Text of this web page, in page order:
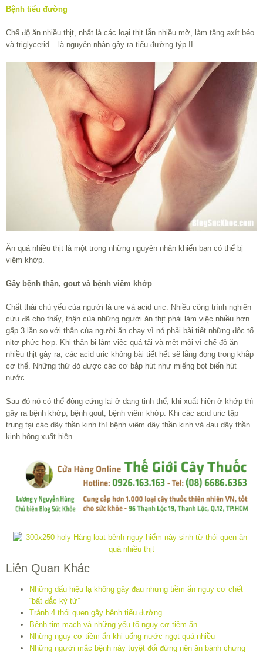
Bệnh tiểu đường
Chế độ ăn nhiều thịt, nhất là các loại thịt lẫn nhiều mỡ, làm tăng axít béo
và triglycerid – là nguyên nhân gây ra tiểu đường týp II.
Ăn quá nhiều thịt là một trong những nguyên nhân khiến bạn có thể bị
viêm khớp.
Gây bệnh thận, gout và bệnh viêm khớp
Chất thải chủ yếu của người là ure và acid uric. Nhiều công trình nghiên
cứu đã cho thấy, thận của những người ăn thịt phải làm việc nhiều hơn
gấp 3 lần so với thận của người ăn chay vì nó phải bài tiết những độc tố
nitơ phức hợp. Khi thận bị làm việc quá tải và mệt mỏi vì chế độ ăn
nhiều thịt gây ra, các acid uric không bài tiết hết sẽ lắng đọng trong khắp
cơ thể. Những thứ đó được các cơ bắp hút như miếng bọt biển hút
nước.
Sau đó nó có thể đông cứng lại ở dạng tinh thể, khi xuất hiện ở khớp thì
gây ra bệnh khớp, bệnh gout, bệnh viêm khớp. Khi các acid uric tập
trung tại các dây thần kinh thì bệnh viêm dây thần kinh và đau dây thần
kinh hông xuất hiện.
Liên Quan Khác
Những dấu hiệu lạ không gây đau nhưng tiềm ẩn nguy cơ chết
“bất đắc kỳ tử”
Tránh 4 thói quen gây bệnh tiểu đường
Bệnh tim mạch và những yếu tố nguy cơ tiềm ẩn
Những nguy cơ tiềm ẩn khi uống nước ngọt quá nhiều
Những người mắc bệnh này tuyệt đối đừng nên ăn bánh chưng